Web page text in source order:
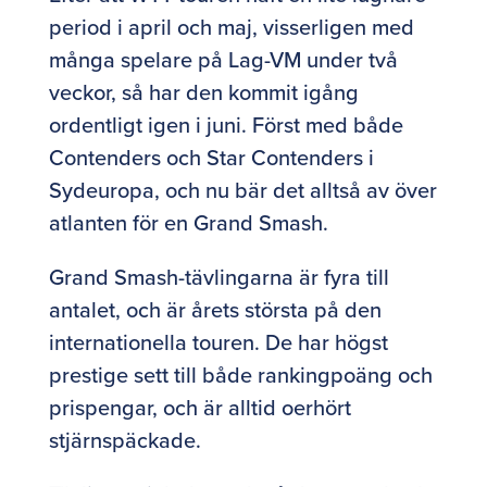
period i april och maj, visserligen med
många spelare på Lag-VM under två
veckor, så har den kommit igång
ordentligt igen i juni. Först med både
Contenders och Star Contenders i
Sydeuropa, och nu bär det alltså av över
atlanten för en Grand Smash.
Grand Smash-tävlingarna är fyra till
antalet, och är årets största på den
internationella touren. De har högst
prestige sett till både rankingpoäng och
prispengar, och är alltid oerhört
stjärnspäckade.